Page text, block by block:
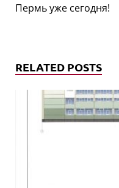
Пермь уже сегодня!
RELATED POSTS